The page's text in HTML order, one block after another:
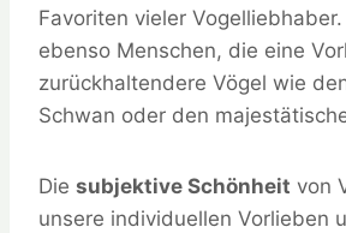
Favoriten vieler
ebenso Menschen, die eine
zurückhaltendere Vögel wie
Schwan oder den
Die subjektive Schönheit von
unsere individuellen Vorlieben